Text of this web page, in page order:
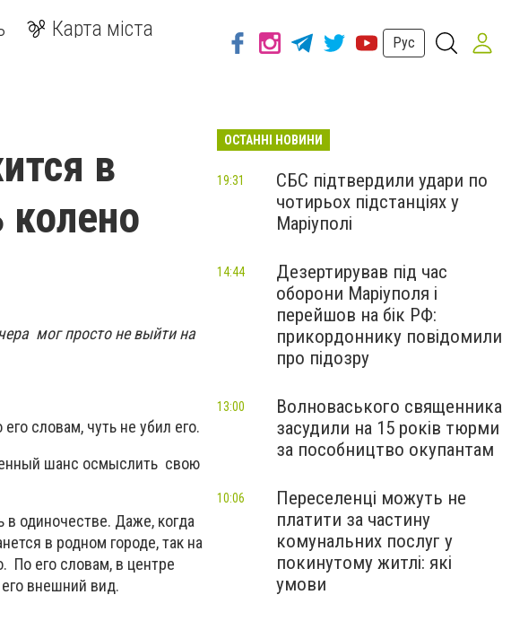
Карта міста
Рус
в
мог просто не выйти на
словам, чуть не убил его.
шанс осмыслить свою
одиночестве. Даже, когда
в родном городе, так на
По его словам, в центре
внешний вид.
ОСТАННІ НОВИНИ
СБС підтвердили удари по
чотирьох підстанціях у
Маріуполі
19:31
Дезертирував під час
оборони Маріуполя і
перейшов на бік РФ:
прикордоннику повідомили
про підозру
14:44
Волноваського священника
засудили на 15 років тюрми
за пособництво окупантам
13:00
Переселенці можуть не
платити за частину
комунальних послуг у
покинутому житлі: які
умови
10:06